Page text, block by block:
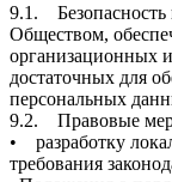
9.1. Безопасность
Обществом,
организационных
достаточных для
персональных
9.2. Правовые
• разработку
требования